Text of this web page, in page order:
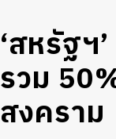
‘สหรัฐฯ
รวม
สงคราม